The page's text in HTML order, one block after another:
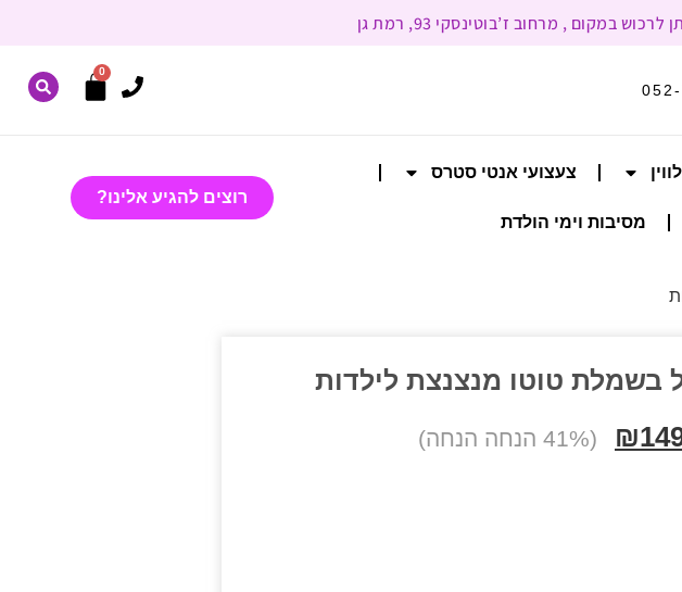
0
צעצועי אנטי סטרס
מסיבות וימי הולדת
רוצים להגיע אלינו?
בשמלת טוטו מנצנצת לילדות
₪ (41% הנחה הנחה)